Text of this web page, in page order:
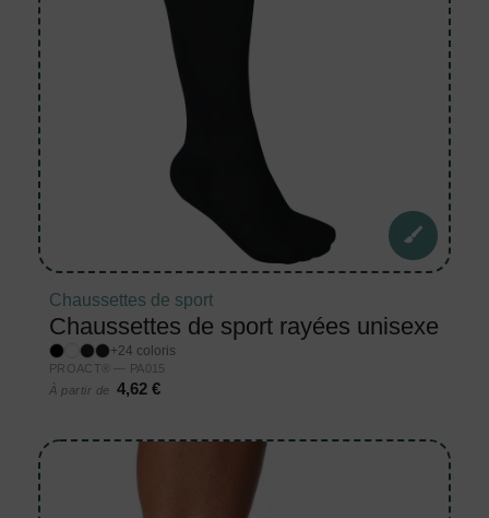
Chaussettes de sport
Chaussettes de sport rayées unisexe
+24 coloris
PROACT® — PA015
À partir de
4,62 €